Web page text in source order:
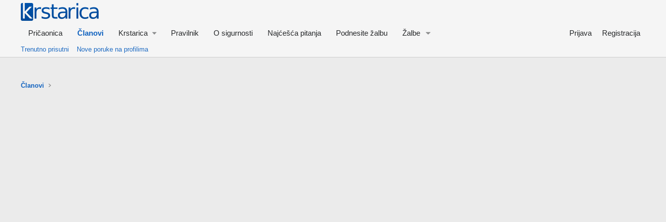
Pričaonica Članovi Krstarica Pravilnik O sigurnosti Najćešća pitanja Podnesite žalbu Žalbe Prijava Registracija
Trenutno prisutni Nove poruke na profilima
Članovi